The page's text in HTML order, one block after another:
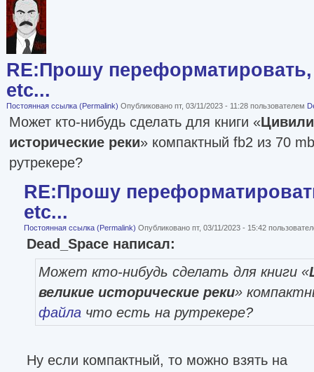
RE:Прошу переформатировать,
etc...
Постоянная ссылка (Permalink) Опубликовано пт, 03/11/2023 - 11:28 пользователем
Может кто-нибудь сделать для книги «
исторические реки» компактный fb2 из 70
рутрекере?
RE:Прошу
etc...
Постоянная ссылка (Permalink) Опубликовано пт, 03/11/2023 - 15:42
Dead_Space написал:
Может кто-нибудь сделать для книги «
великие исторические реки»
файлачто есть на рутрекере?
Ну если компактный, то можно взять на